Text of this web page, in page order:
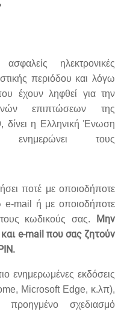
ηλεκτρονικές
περιόδου και λόγω
έχουν ληφθεί για την
επιπτώσεων της
δίνει η Ελληνική Ένωση
ενημερώνει τους
ποτέ με οποιοδήποτε
mail ή με οποιοδήποτε
κωδικούς σας.
Μην
e-mail που σας ζητούν
ενημερωμένες εκδόσεις
Microsoft Edge, κ.λπ),
προηγμένο σχεδιασμό